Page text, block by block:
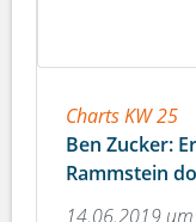
Charts KW 25
Ben Zucker:
Rammstein
14.06.2019